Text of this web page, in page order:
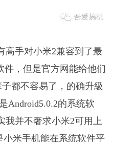
高手对小米2兼容到了最
件，但是官方网能给他们
子都不容易了，的确升級
Android5.0.2的系统软
我并不奢求小米2可用上
米手机能在系统软件平